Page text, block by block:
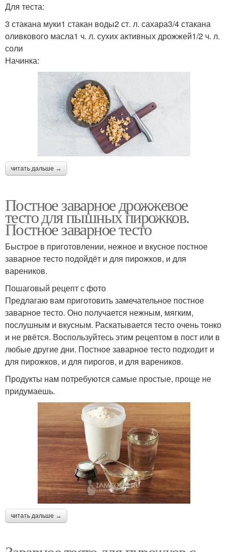
Для теста:
3 стакана муки1 стакан воды2 ст. л. сахара3/4 стакана
оливкового масла1 ч. л. сухих активных дрожжей1/2 ч. л.
соли
Начинка:
читать дальше →
Постное заварное дрожжевое
тесто для пышных пирожков.
Постное заварное тесто
Быстрое в приготовлении, нежное и вкусное постное
заварное тесто подойдёт и для пирожков, и для
вареников.
Пошаговый рецепт с фото
Предлагаю вам приготовить замечательное постное
заварное тесто. Оно получается нежным, мягким,
послушным и вкусным. Раскатывается тесто очень тонко
и не рвётся. Воспользуйтесь этим рецептом в пост или в
любые другие дни. Постное заварное тесто подходит и
для пирожков, и для пирогов, и для вареников.
Продукты нам потребуются самые простые, проще не
придумаешь.
читать дальше →